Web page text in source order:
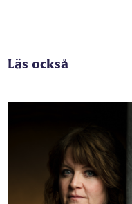
Läs också